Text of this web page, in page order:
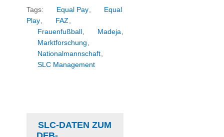
Tags: Equal Pay,
Equal
Play, FAZ,
Frauenfußball , Madeja,
Marktforschung ,
Nationalmannschaft,
SLC Management
SLC-DATEN ZUM